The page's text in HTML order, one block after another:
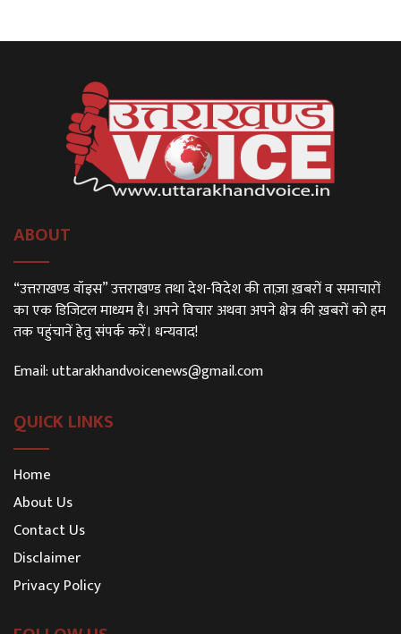
ABOUT
“उत्तराखण्ड वॉइस” उत्तराखण्ड तथा देश-विदेश की ताज़ा ख़बरों व समाचारों
का एक डिजिटल माध्यम है। अपने विचार अथवा अपने क्षेत्र की ख़बरों को हम
तक पहुंचानें हेतु संपर्क करें। धन्यवाद!
Email:uttarakhandvoicenews@gmail.com
QUICK LINKS
Home
About Us
Contact Us
Disclaimer
Privacy Policy